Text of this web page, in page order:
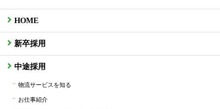
HOME
新卒採用
中途採用
物流サービスを知る
お仕事紹介